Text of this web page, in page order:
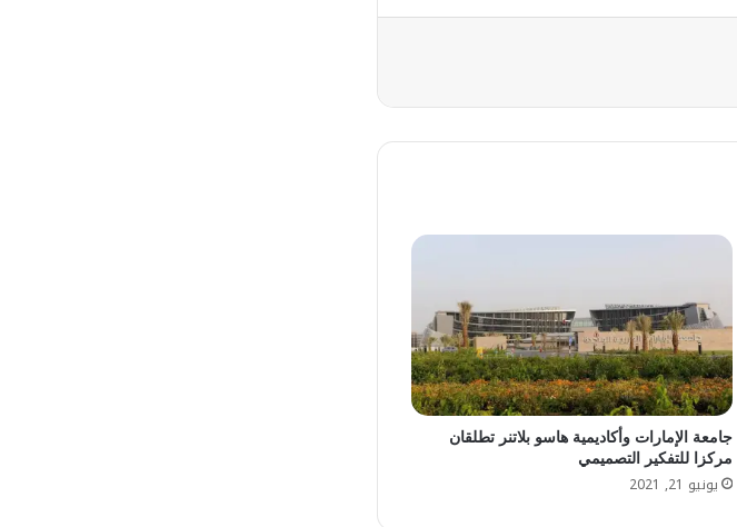
جامعة الإمارات وأكاديمية هاسو بلاتنر تطلقان
مركزا للتفكير التصميمي
يونيو 21, 2021